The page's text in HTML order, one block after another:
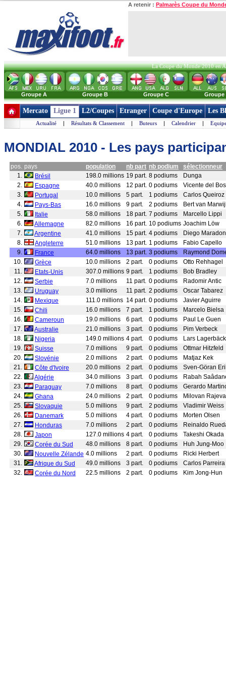
A retenir : Palmarès Coupe du
La Coupe du Monde 2010 en
Groupe A Groupe B Groupe C Groupe
Mercato Ligue 1 L2/Coupes Etranger Coupe d'Europe Les
Actualité | Résultats & Classement | Buteurs | Calendrier |
MONDIAL 2010 - Les pays
pos. pays population nb part nb podium
sélectionneur
1.
Brésil 198.0 millions 19 part. 8 podiums
Dunga
2.
Espagne 40.0 millions 12 part. 0 podiums
Vicente del
3.
Portugal 10.0 millions 5 part. 1 podiums
Carlos Queiroz
4.
Pays-Bas 16.0 millions 9 part. 2 podiums
Bert van
5.
Italie 58.0 millions 18 part. 7 podiums
Marcello Lippi
6.
Allemagne 82.0 millions 16 part. 10 podiums Joachim Löw
7.
Argentine 41.0 millions 15 part. 4 podiums
Diego
8.
Angleterre 51.0 millions 13 part. 1 podiums
Fabio Capello
9.
France 64.0 millions 13 part. 3 podiums
Raymond
10.
Grèce 10.0 millions 2 part. 0 podiums
Otto Rehhagel
11.
Etats-Unis 307.0 millions 9 part. 1 podiums
Bob Bradley
12.
Serbie 7.0 millions 11 part. 0 podiums
Radomir Antic
13.
Uruguay 3.0 millions 11 part. 2 podiums
Oscar Tabarez
14.
Mexique 111.0 millions 14 part. 0 podiums
Javier Aguirre
15.
Chili 16.0 millions 7 part. 1 podiums
Marcelo Bielsa
16.
Cameroun 19.0 millions 6 part. 0 podiums
Paul Le Guen
17.
Australie 21.0 millions 3 part. 0 podiums
Pim Verbeck
18.
Nigeria 149.0 millions 4 part. 0 podiums
Lars Lagerbäck
19.
Suisse 7.0 millions 9 part. 0 podiums
Ottmar Hitzfeld
20.
Slovénie 2.0 millions 2 part. 0 podiums
Matjaz Kek
21.
Côte d'Ivoire 20.0 millions 2 part. 0 podiums
Sven-Göran
22.
Algérie 34.0 millions 3 part. 0 podiums
Rabah
23.
Paraguay 7.0 millions 8 part. 0 podiums
Gerardo
24.
Ghana 24.0 millions 2 part. 0 podiums
Milovan
25.
Slovaquie 5.0 millions 9 part. 2 podiums
Vladimir Weiss
26.
Danemark 5.0 millions 4 part. 0 podiums
Morten Olsen
27.
Honduras 7.0 millions 2 part. 0 podiums
Reinaldo
28.
Japon 127.0 millions 4 part. 0 podiums
Takeshi Okada
29.
Corée du Sud 48.0 millions 8 part. 0 podiums
Huh Jung-Moo
30.
Nouvelle Zélande 4.0 millions 2 part. 0 podiums
Ricki Herbert
31.
Afrique du Sud 49.0 millions 3 part. 0 podiums
Carlos Parreira
32.
Corée du Nord 22.5 millions 2 part. 0 podiums Kim Jong-Hun